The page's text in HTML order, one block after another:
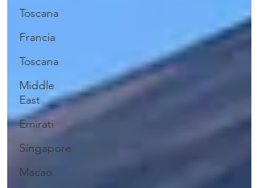
Toscana
Francia
Toscana
Middle
East
Emirati
Singapore
Macao